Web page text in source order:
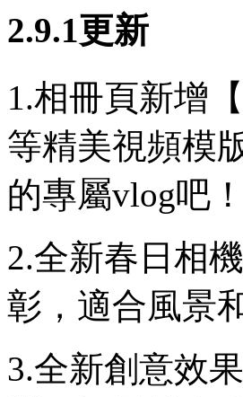
2.9.1更新
1.相冊頁新增
等精美視頻模
的專屬vlog吧！
2.全新春日相
彰，適合風景
3.全新創意效